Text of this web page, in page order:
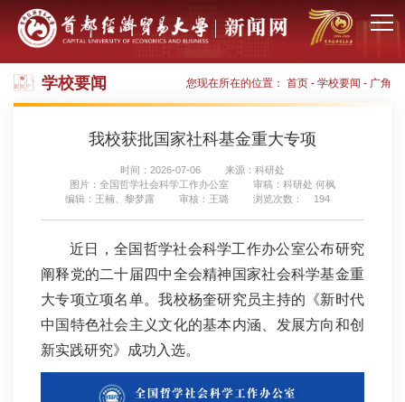
学校要闻 您现在所在的位置： 首页 - 学校要闻 - 广角
我校获批国家社科基金重大专项
时间：2026-07-06
来源：科研处
图片：全国哲学社会科学工作办公室
审稿：科研处 何枫
编辑：王楠、黎梦露
审核：王璐 浏览次数： 194
近日，全国哲学社会科学工作办公室公布研究
阐释党的二十届四中全会精神国家社会科学基金重
大专项立项名单。我校杨奎研究员主持的《新时代
中国特色社会主义文化的基本内涵、发展方向和创
新实践研究》成功入选。